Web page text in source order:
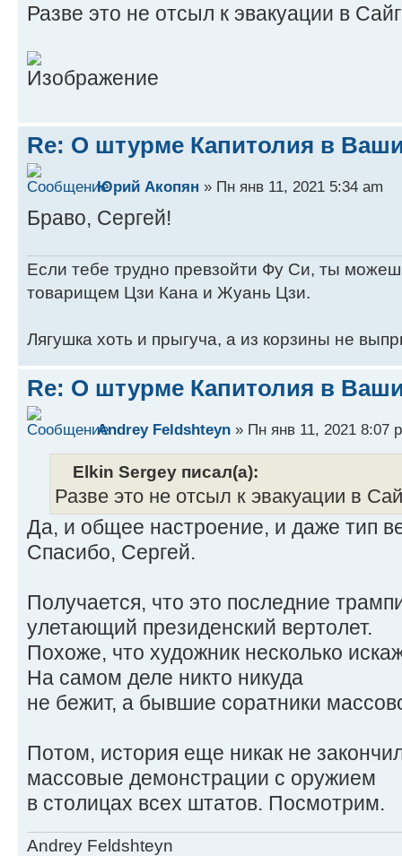
Разве это не отсыл к эвакуации в
Re: О штурме Капитолия в
Юрий Акопян » Пн янв 11, 2021 5:34 am
Браво, Сергей!
Если тебе трудно превзойти Фу Си, ты
товарищем Цзи Кана и Жуань Цзи.
Лягушка хоть и прыгуча, а из корзины не
Re: О штурме Капитолия в
Andrey Feldshteyn » Пн янв 11, 2021 8:07
Elkin Sergey писал(а):
Разве это не отсыл к эвакуации в
Да, и общее настроение, и даже тип
Спасибо, Сергей.
Получается, что это последние
улетающий президенский вертолет.
Похоже, что художник несколько
На самом деле никто никуда
не бежит, а бывшие соратники
Потом, история еще никак не
массовые демонстрации с оружием
в столицах всех штатов. Посмотрим.
Andrey Feldshteyn